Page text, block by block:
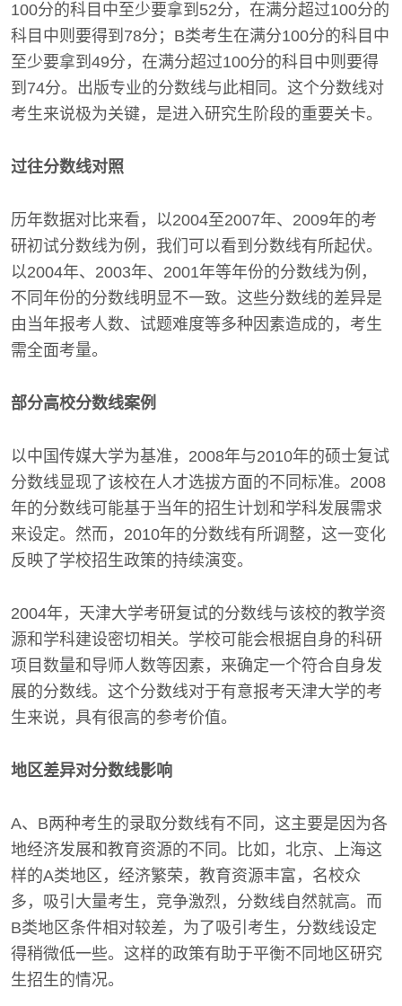
100分的科目中至少要拿到52分，在满分超过100分的
科目中则要得到78分；B类考生在满分100分的科目中
至少要拿到49分，在满分超过100分的科目中则要得
到74分。出版专业的分数线与此相同。这个分数线对
考生来说极为关键，是进入研究生阶段的重要关卡。
过往分数线对照
历年数据对比来看，以2004至2007年、2009年的考
研初试分数线为例，我们可以看到分数线有所起伏。
以2004年、2003年、2001年等年份的分数线为例，
不同年份的分数线明显不一致。这些分数线的差异是
由当年报考人数、试题难度等多种因素造成的，考生
需全面考量。
部分高校分数线案例
以中国传媒大学为基准，2008年与2010年的硕士复试
分数线显现了该校在人才选拔方面的不同标准。2008
年的分数线可能基于当年的招生计划和学科发展需求
来设定。然而，2010年的分数线有所调整，这一变化
反映了学校招生政策的持续演变。
2004年，天津大学考研复试的分数线与该校的教学资
源和学科建设密切相关。学校可能会根据自身的科研
项目数量和导师人数等因素，来确定一个符合自身发
展的分数线。这个分数线对于有意报考天津大学的考
生来说，具有很高的参考价值。
地区差异对分数线影响
A、B两种考生的录取分数线有不同，这主要是因为各
地经济发展和教育资源的不同。比如，北京、上海这
样的A类地区，经济繁荣，教育资源丰富，名校众
多，吸引大量考生，竞争激烈，分数线自然就高。而
B类地区条件相对较差，为了吸引考生，分数线设定
得稍微低一些。这样的政策有助于平衡不同地区研究
生招生的情况。